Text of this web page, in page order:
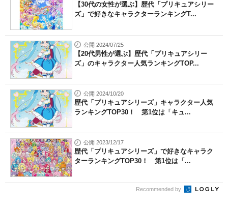
【30代の女性が選ぶ】歴代「プリキュアシリー
ズ」で好きなキャラクターランキングT...
公開 2024/07/25
【20代男性が選ぶ】歴代「プリキュアシリー
ズ」のキャラクター人気ランキングTOP...
公開 2024/10/20
歴代「プリキュアシリーズ」キャラクター人気
ランキングTOP30！ 第1位は「キュ...
公開 2023/12/17
歴代「プリキュアシリーズ」で好きなキャラク
ターランキングTOP30！ 第1位は「...
Recommended by